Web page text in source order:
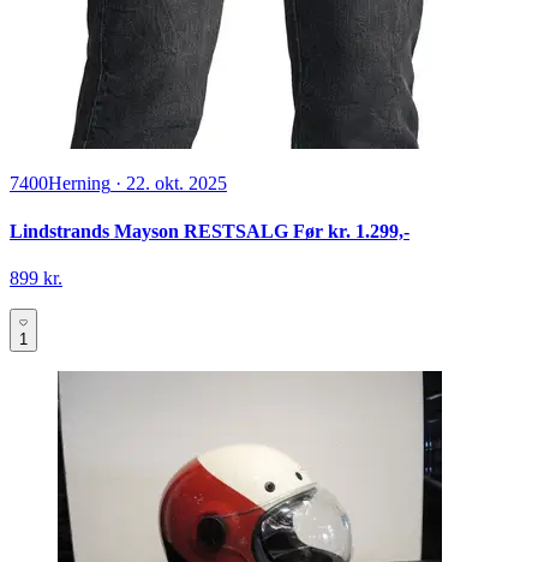
7400Herning · 22. okt. 2025
Lindstrands Mayson RESTSALG Før kr. 1.299,-
899 kr.
1